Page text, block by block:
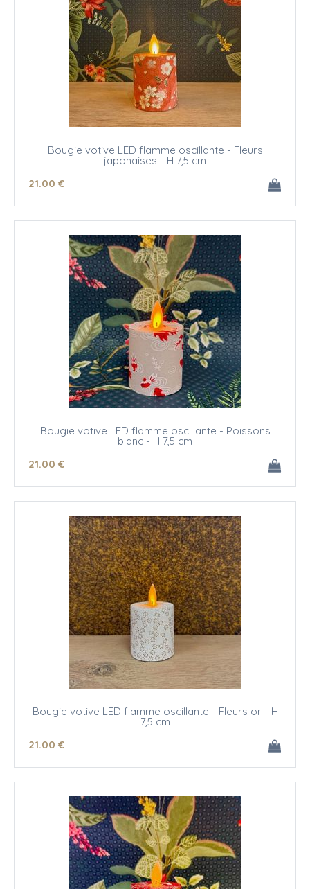
Bougie votive LED flamme oscillante - Fleurs
japonaises - H 7,5 cm
21.00 €
Bougie votive LED flamme oscillante - Poissons
blanc - H 7,5 cm
21.00 €
Bougie votive LED flamme oscillante - Fleurs or - H
7,5 cm
21.00 €